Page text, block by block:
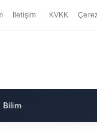
İletişim KVKK
Bilim